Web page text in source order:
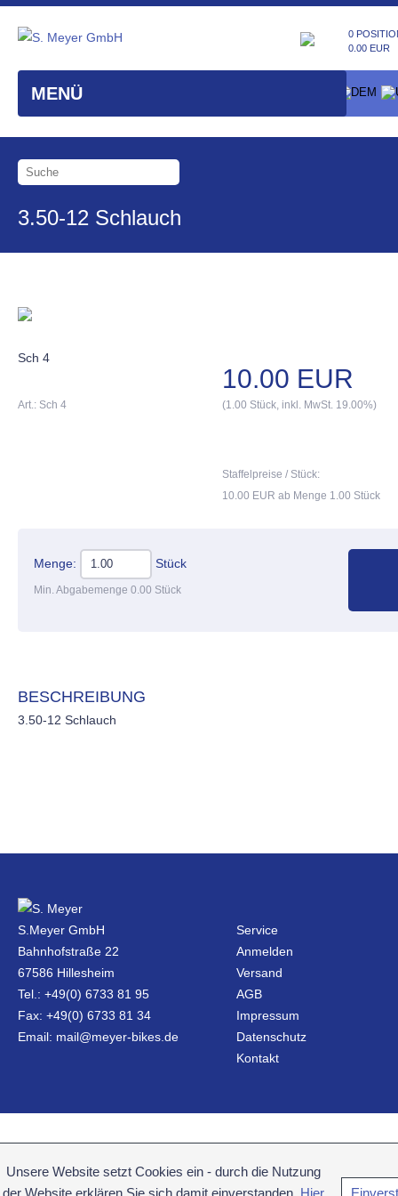
MENÜ
0
0.00 EUR
3.50-12 Schlauch
Sch 4
10.00 EUR
Art.: Sch 4 (1.00 Stück, inkl. MwSt. 19.00%)
Staffelpreise / Stück:
10.00 EUR ab Menge 1.00 Stück
Menge: Stück
Min. Abgabemenge 0.00 Stück
BESCHREIBUNG
3.50-12 Schlauch
S.Meyer GmbH
Bahnhofstraße 22
67586 Hillesheim
Tel.: +49(0) 6733 81 95
Fax: +49(0) 6733 81 34
Email: mail@meyer-bikes.de
Service
Anmelden
Versand
AGB
Impressum
Datenschutz
Kontakt
Unsere Website setzt Cookies ein - durch die Nutzung
der Website erklären Sie sich damit einverstanden. Hier